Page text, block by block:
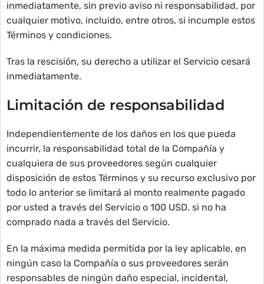
inmediatamente, sin previo aviso ni responsabilidad, por
cualquier motivo, incluido, entre otros, si incumple estos
Términos y condiciones.
Tras la rescisión, su derecho a utilizar el Servicio cesará
inmediatamente.
Limitación de responsabilidad
Independientemente de los daños en los que pueda
incurrir, la responsabilidad total de la Compañía y
cualquiera de sus proveedores según cualquier
disposición de estos Términos y su recurso exclusivo por
todo lo anterior se limitará al monto realmente pagado
por usted a través del Servicio o 100 USD. si no ha
comprado nada a través del Servicio.
En la máxima medida permitida por la ley aplicable, en
ningún caso la Compañía o sus proveedores serán
responsables de ningún daño especial, incidental,